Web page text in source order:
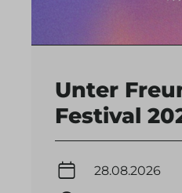
Unter
Festival
28.08.2026